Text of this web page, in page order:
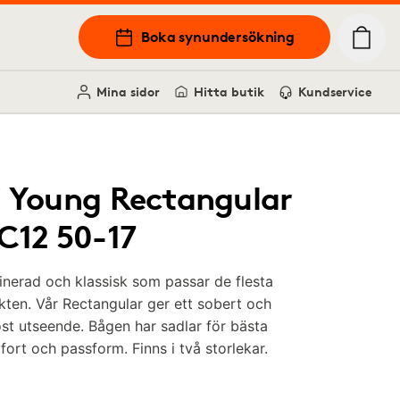
Boka synundersökning
Mina sidor Hitta butik Kundservice
Young Rectangular
50-17
och klassisk som passar de flesta
Vår Rectangular ger ett sobert och
utseende. Bågen har sadlar för bästa
och passform. Finns i två storlekar.